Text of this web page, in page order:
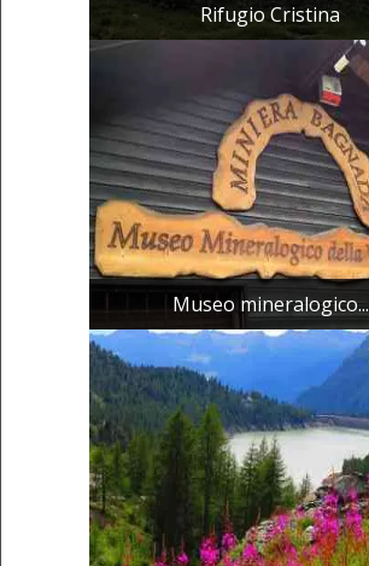
Rifugio Cristina
Museo mineralogico...